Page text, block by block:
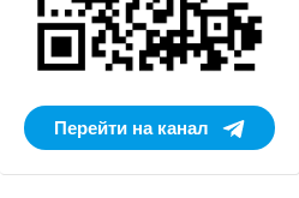
Перейти на канал